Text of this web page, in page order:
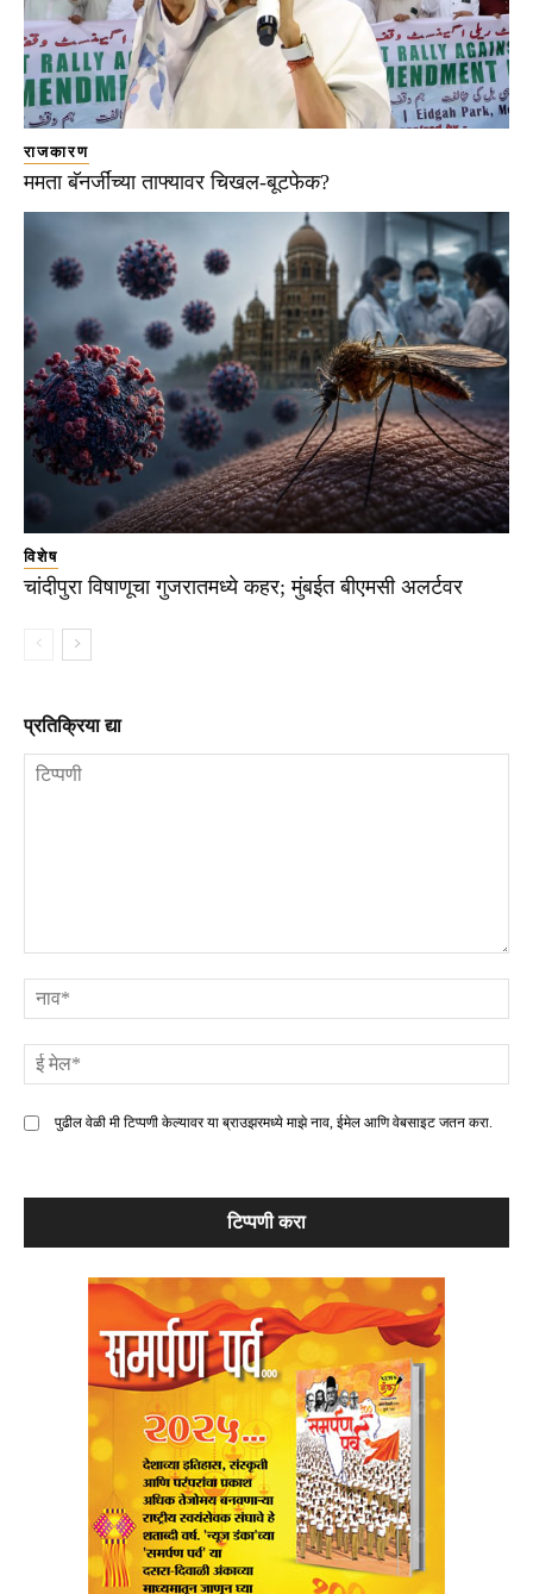
राजकारण
ममता बॅनर्जींच्या ताफ्यावर चिखल-बूटफेक?
विशेष
चांदीपुरा विषाणूचा गुजरातमध्ये कहर; मुंबईत बीएमसी अलर्टवर
प्रतिक्रिया द्या
पुढील वेळी मी टिप्पणी केल्यावर या ब्राउझरमध्ये माझे नाव, ईमेल आणि वेबसाइट जतन करा.